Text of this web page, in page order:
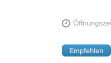
Empfehlen